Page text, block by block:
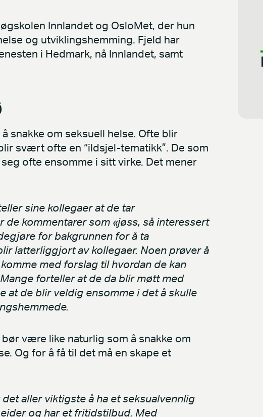
Innlandet og OsloMet, der hun
og utviklingshemming. Fjeld har
i Hedmark, nå Innlandet, samt
snakke om seksuell helse. Ofte blir
svært ofte en “ildsjel-tematikk”. De som
ofte ensomme i sitt virke. Det mener
sine kollegaer at de tar
de kommentarer som «jøss, så interessert
for bakgrunnen for å ta
latterliggjort av kollegaer. Noen prøver å
med forslag til hvordan de kan
forteller at de da blir møtt med
at de blir veldig ensomme i det å skulle
være like naturlig som å snakke om
Og for å få til det må en skape et
aller viktigste å ha et seksualvennlig
og har et fritidstilbud. Med